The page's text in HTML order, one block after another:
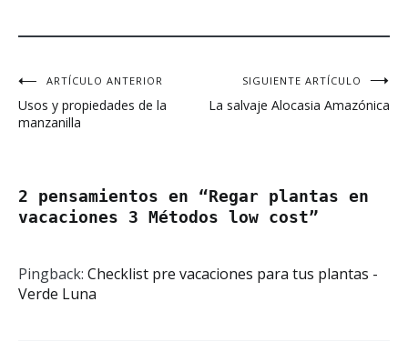
Navegación
de
ARTÍCULO ANTERIOR
Usos y propiedades de la
manzanilla
SIGUIENTE ARTÍCULO
La salvaje Alocasia Amazónica
2 pensamientos en “Regar plantas en
vacaciones 3 Métodos low cost”
Pingback: Checklist pre vacaciones para tus plantas -
Verde Luna